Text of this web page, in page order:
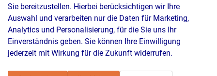
Sie bereitzustellen. Hierbei berücksichtigen wir Ihre
Auswahl und verarbeiten nur die Daten für Marketing,
Analytics und Personalisierung, für die Sie uns Ihr
Einverständnis geben. Sie können Ihre Einwilligung
jederzeit mit Wirkung für die Zukunft widerrufen.